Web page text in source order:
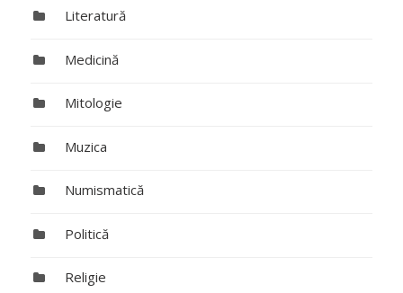
Literatură
Medicină
Mitologie
Muzica
Numismatică
Politică
Religie